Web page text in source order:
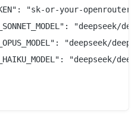
"sk-or-your-openrouter-
"deepseek/
"deepseek/
"deepseek/